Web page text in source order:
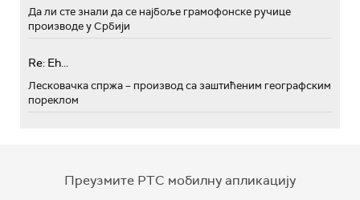
Да ли сте знали да се најбоље грамофонске ручице
производе у Србији
Re: Eh...
Лесковачка спржа – производ са заштићеним географским
пореклом
Преузмите РТС мобилну апликацију